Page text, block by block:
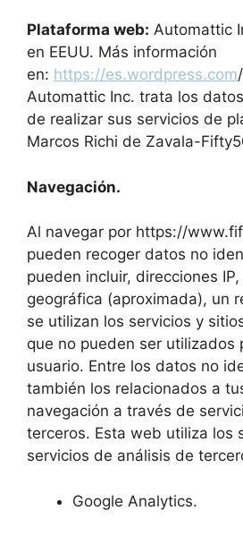
Plataforma web: Automattic
en EEUU. Más información
en: https://es.wordpress.com
Automattic Inc. trata los
de realizar sus servicios de
Marcos Richi de Zavala-
Navegación.
Al navegar por https://
pueden recoger datos no
pueden incluir, direcciones
geográfica (aproximada), un
se utilizan los servicios y
que no pueden ser utilizados
usuario. Entre los datos no
también los relacionados a
navegación a través de
terceros. Esta web utiliza los
servicios de análisis de
Google Analytics.